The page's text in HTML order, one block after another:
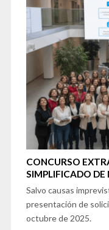
CONCURSO
SIMPLIFICADO
Salvo causas
presentación de
octubre de 2025.